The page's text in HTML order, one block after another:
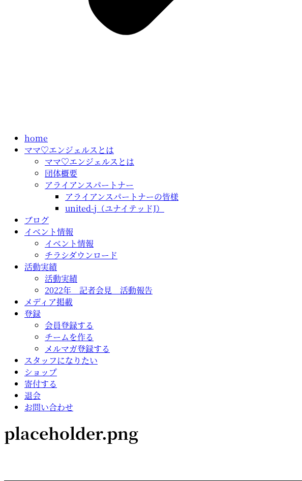
home
ママ♡エンジェルスとは
ママ♡エンジェルスとは
団体概要
アライアンスパートナー
アライアンスパートナーの皆様
united-j（ユナイテッドJ）
ブログ
イベント情報
イベント情報
チラシダウンロード
活動実績
活動実績
2022年 記者会見 活動報告
メディア掲載
登録
会員登録する
チームを作る
メルマガ登録する
スタッフになりたい
ショップ
寄付する
退会
お問い合わせ
placeholder.png